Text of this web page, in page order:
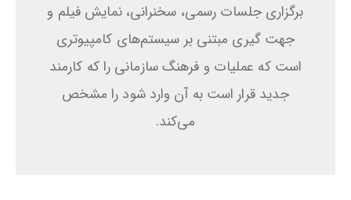
برگزاری جلسات رسمی، سخنرانی، نمایش فیلم و
جهت گیری‌ مبتنی بر سیستم‌های کامپیوتری
است که عملیات و فرهنگ سازمانی را که کارمند
جدید قرار است به آن وارد شود را مشخص
می‌کند.